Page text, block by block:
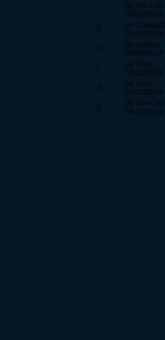
1
by The-
05/31/2014
9
by
05/16/2014
5
by Endako
06/29/2014
1
by Tiose
07/21/2014
4
by Tiose
07/01/2014
2
by The-
06/10/2014